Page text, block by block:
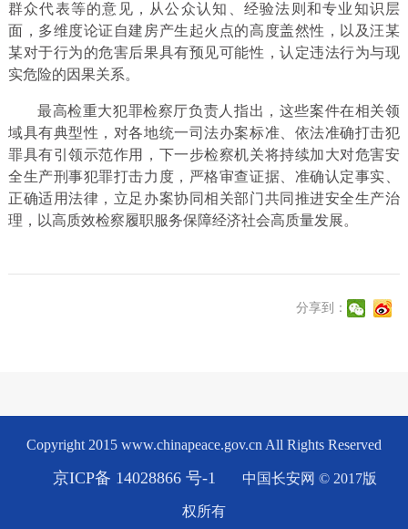
群众代表等的意见，从公众认知、经验法则和专业知识层
面，多维度论证自建房产生起火点的高度盖然性，以及汪某
某对于行为的危害后果具有预见可能性，认定违法行为与现
实危险的因果关系。
最高检重大犯罪检察厅负责人指出，这些案件在相关领
域具有典型性，对各地统一司法办案标准、依法准确打击犯
罪具有引领示范作用，下一步检察机关将持续加大对危害安
全生产刑事犯罪打击力度，严格审查证据、准确认定事实、
正确适用法律，立足办案协同相关部门共同推进安全生产治
理，以高质效检察履职服务保障经济社会高质量发展。
分享到：
Copyright 2015 www.chinapeace.gov.cn All Rights Reserved
京ICP备 14028866 号-1 中国长安网 © 2017版
权所有